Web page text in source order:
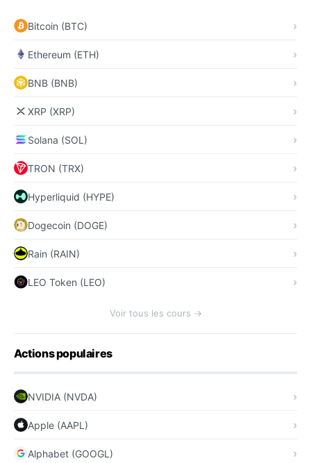
Bitcoin (BTC)
Ethereum (ETH)
BNB (BNB)
XRP (XRP)
Solana (SOL)
TRON (TRX)
Hyperliquid (HYPE)
Dogecoin (DOGE)
Rain (RAIN)
LEO Token (LEO)
Voir tous les cours →
Actions populaires
NVIDIA (NVDA)
Apple (AAPL)
Alphabet (GOOGL)